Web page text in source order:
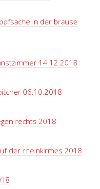
in der brause
14.12.2018
06.10.2018
rechts 2018
der rheinkirmes 2018